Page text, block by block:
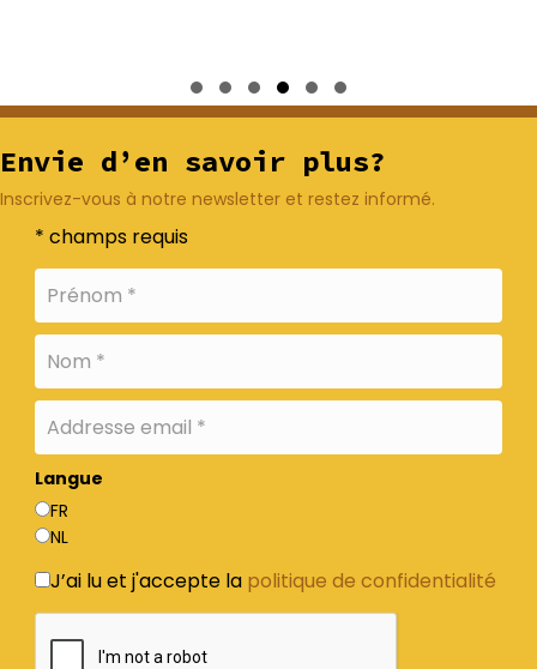
Slide group 1
Slide group 2
Slide group 3
Slide group 4
Slide group 5
Slide group 6
Envie d’en savoir plus?
Inscrivez-vous à notre newsletter et restez informé.
* champs requis
Langue
FR
NL
J’ai lu et j'accepte la politique de confidentialité